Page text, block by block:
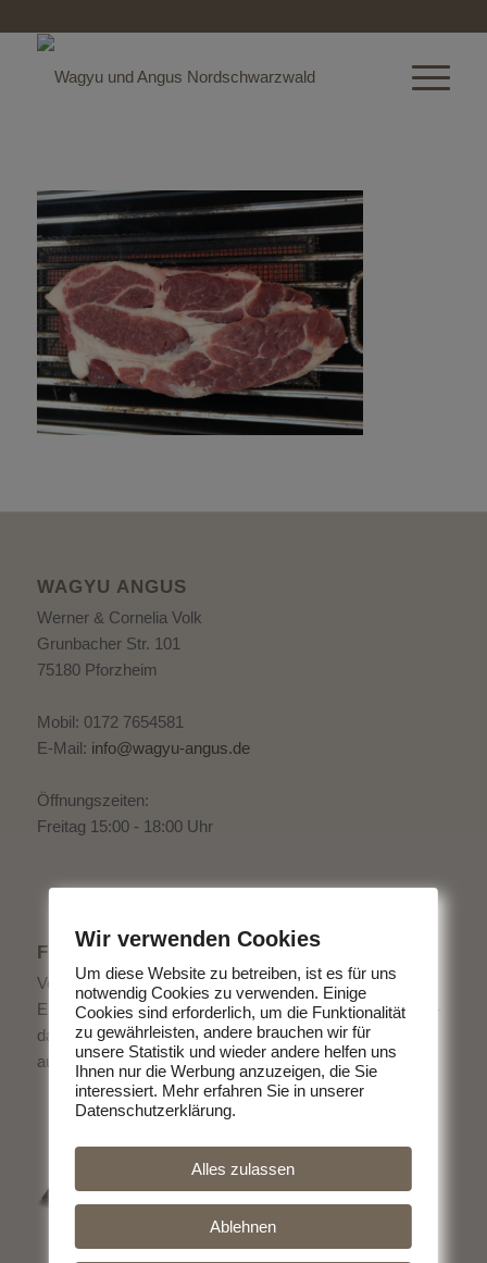
WAGYU ANGUS
Werner & Cornelia Volk
Grunbacher Str. 101
75180 Pforzheim
Mobil: 0172 7654581
E-Mail: info@wagyu-angus.de
Öffnungszeiten:
Freitag 15:00 - 18:00 Uhr
FLYER ALS DOWNLOAD
Von uns bekommen Sie köstliches Fleisch direkt vom
Erzeuger. Ohne schlechtes Gewissen Fleisch zu essen -
das geht. Entscheiden Sie sich für hochwertige Produkte
aus der Region.
Wir verwenden Cookies
Um diese Website zu betreiben, ist es für uns
notwendig Cookies zu verwenden. Einige
Cookies sind erforderlich, um die Funktionalität
zu gewährleisten, andere brauchen wir für
unsere Statistik und wieder andere helfen uns
Ihnen nur die Werbung anzuzeigen, die Sie
interessiert. Mehr erfahren Sie in unserer
Datenschutzerklärung.
Alles zulassen
Ablehnen